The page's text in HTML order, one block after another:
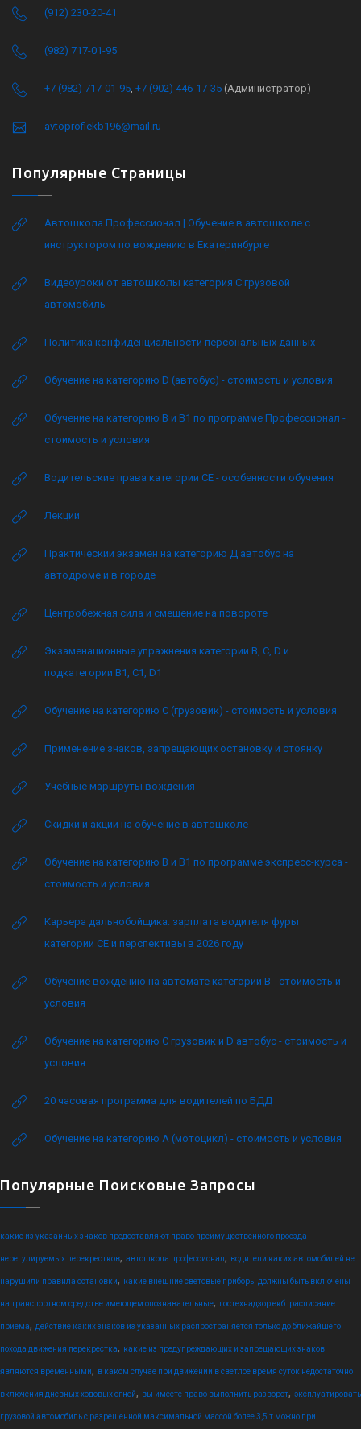
(912) 230-20-41
(982) 717-01-95
+7 (982) 717-01-95 +7 (902) 446-17-35 (Администратор)
avtoprofiekb196@mail.ru
Популярные Страницы
Автошкола Профессионал | Обучение в автошколе с
инструктором по вождению в Екатеринбурге
Видеоуроки от автошколы категория C грузовой
автомобиль
Политика конфиденциальности персональных данных
Обучение на категорию D (автобус) - стоимость и условия
Обучение на категорию B и B1 по программе Профессионал -
стоимость и условия
Водительские права категории CE - особенности обучения
Лекции
Практический экзамен на категорию Д автобус на
автодроме и в городе
Центробежная сила и смещение на повороте
Экзаменационные упражнения категории B, C, D и
подкатегории B1, C1, D1
Обучение на категорию C (грузовик) - стоимость и условия
Применение знаков, запрещающих остановку и стоянку
Учебные маршруты вождения
Скидки и акции на обучение в автошколе
Обучение на категорию B и B1 по программе экспресс-курса -
стоимость и условия
Карьера дальнобойщика: зарплата водителя фуры
категории CE и перспективы в 2026 году
Обучение вождению на автомате категории B - стоимость и
условия
Обучение на категорию C грузовик и D автобус - стоимость и
условия
20 часовая программа для водителей по БДД
Обучение на категорию А (мотоцикл) - стоимость и условия
Популярные Поисковые Запросы
какие из указанных знаков предоставляют право преимущественного проезда
нерегулируемых перекрестков, автошкола профессионал, водители каких автомобилей не
нарушили правила остановки, какие внешние световые приборы должны быть включены
на транспортном средстве имеющем опознавательные, гостехнадзор екб. расписание
приема, действие каких знаков из указанных распространяется только до ближайшего
похода движения перекрестка, какие из предупреждающих и запрещающих знаков
являются временными, в каком случае при движении в светлое время суток недостаточно
включения дневных ходовых огней, вы имеете право выполнить разворот, эксплуатировать
грузовой автомобиль с разрешенной максимальной массой более 3,5 т можно при